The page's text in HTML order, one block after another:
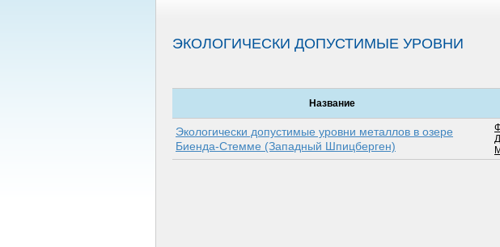
ЭКОЛОГИЧЕСКИ ДОПУСТИМЫЕ УРОВНИ
Название
Экологически допустимые уровни металлов в озере
Биенда-Стемме (Западный Шпицберген)